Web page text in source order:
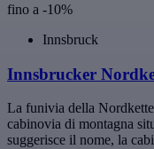
fino a -10%
Innsbruck
Innsbrucker
La funivia della
cabinovia di montagna
suggerisce il nome, la